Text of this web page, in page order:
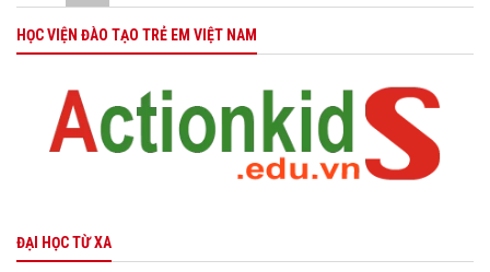
HỌC VIỆN ĐÀO TẠO TRẺ EM VIỆT NAM
ĐẠI HỌC TỪ XA